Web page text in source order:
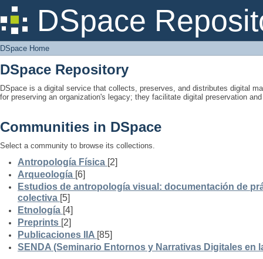
DSpace
DSpace Home
DSpace Home
DSpace Repository
DSpace is a digital service that collects, preserves, and distributes digital
for preserving an organization's legacy; they facilitate digital preservation
Communities in DSpace
Select a community to browse its collections.
Antropología Física [2]
Arqueología [6]
Estudios de antropología visual: documentación de
colectiva [5]
Etnología [4]
Preprints [2]
Publicaciones IIA [85]
SENDA (Seminario Entornos y Narrativas Digitales en